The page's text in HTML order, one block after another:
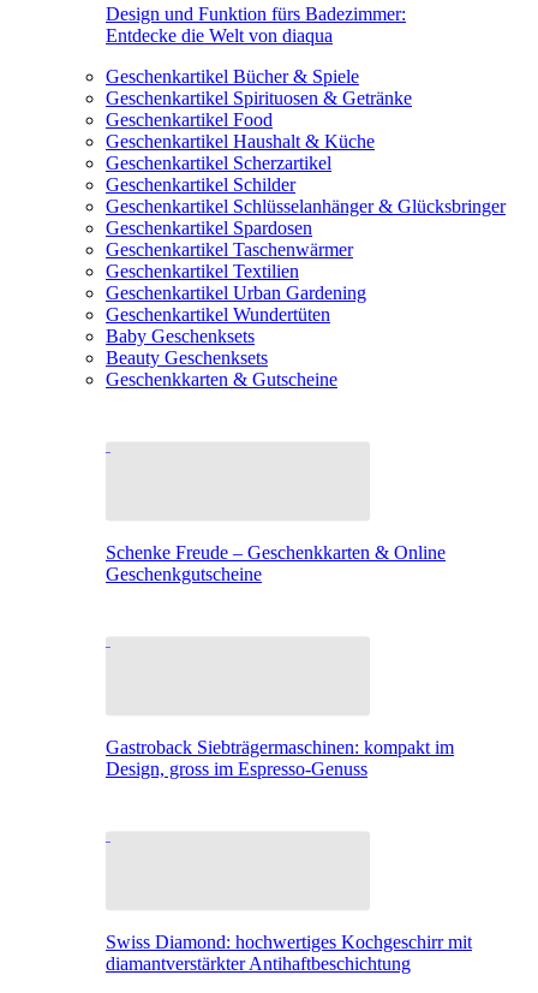
Design und Funktion fürs Badezimmer:
Entdecke die Welt von diaqua
Geschenkartikel Bücher & Spiele
Geschenkartikel Spirituosen & Getränke
Geschenkartikel Food
Geschenkartikel Haushalt & Küche
Geschenkartikel Scherzartikel
Geschenkartikel Schilder
Geschenkartikel Schlüsselanhänger & Glücksbringer
Geschenkartikel Spardosen
Geschenkartikel Taschenwärmer
Geschenkartikel Textilien
Geschenkartikel Urban Gardening
Geschenkartikel Wundertüten
Baby Geschenksets
Beauty Geschenksets
Geschenkkarten & Gutscheine
Schenke Freude – Geschenkkarten & Online
Geschenkgutscheine
Gastroback Siebträgermaschinen: kompakt im
Design, gross im Espresso-Genuss
Swiss Diamond: hochwertiges Kochgeschirr mit
diamantverstärkter Antihaftbeschichtung